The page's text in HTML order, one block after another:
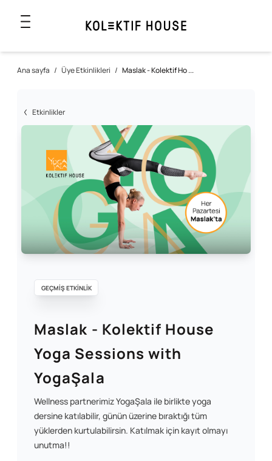
Ana sayfa / Üye Etkinlikleri / Maslak - Kolektif Ho ...
Etkinlikler
GEÇMİŞ ETKİNLİK
Maslak - Kolektif House
Yoga Sessions with
YogaŞala
Wellness partnerimiz YogaŞala ile birlikte yoga
dersine katılabilir, günün üzerine bıraktığı tüm
yüklerden kurtulabilirsin. Katılmak için kayıt olmayı
unutma!!